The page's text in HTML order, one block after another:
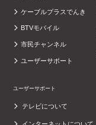
ケーブルプラスでんき
BTVモバイル
市民チャンネル
ユーザーサポート
ユーザーサポート
テレビについて